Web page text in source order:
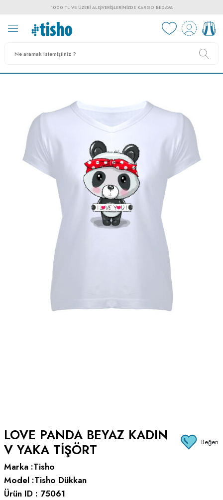
1000 TL VE ÜZERI ALIŞVERIŞLERINIZDE KARGO BEDAVA
LOVE PANDA BEYAZ KADIN
V YAKA TIŞÖRT
Beğen
Marka :Tisho
Model :Tisho Dükkan
Ürün ID : 75061